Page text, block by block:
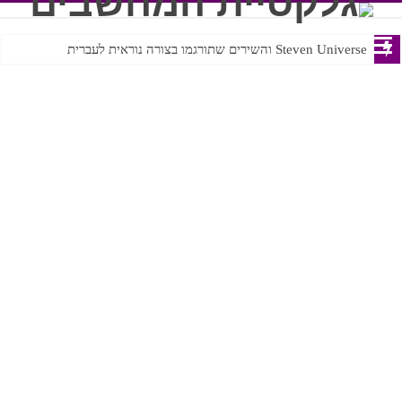
Steven Universe והשירים שתורגמו בצורה נוראית לעברית
ROTW – A Guide to JRPG